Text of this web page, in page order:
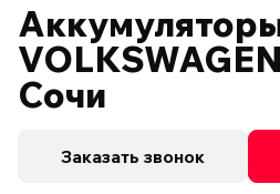
Сочи
Заказать звонок